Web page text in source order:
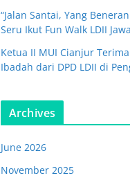
“Jalan Santai, Yang
Seru Ikut Fun Walk LDII
Ketua II MUI Cianjur
Ibadah dari DPD LDII di
Archives
June 2026
November 2025